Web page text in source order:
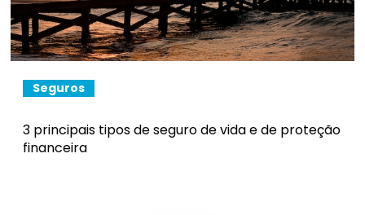
Seguros
3 principais tipos de seguro de vida e de proteção
financeira